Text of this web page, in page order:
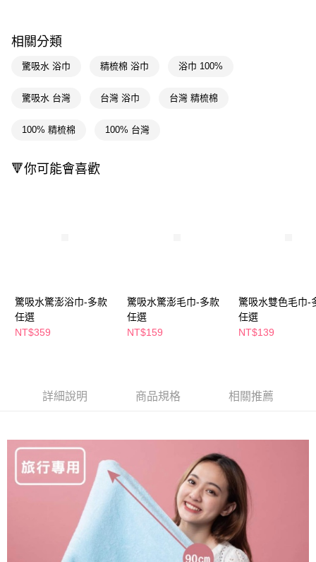
悠遊付
Google Pay
AFTEE先享後付
【關於「AFTEE先享後付」】
１．簡單：不需註冊會員、不需綁卡、不需儲值。
２．便利：只要手機號碼，簡訊認證，即可結帳。
購買商品的店家。未經商家同意取消之訂單仍視為有效，需透過AFTEE先享
後付繳納相關費用。
※ 交易是否成功請以「AFTEE先享後付 」之結帳頁面顯示為準，若有關於
１．透過由恩沛科技股份有限公司提供之「AFTEE先享後付」服務完成之交
https://aftee.tw/terms/#terms3
３．未成年的使用者請事先徵得法定代理人或監護人之同意方可使用
「AFTEE先享後付」，若未經同意申辦者引起之損失，本公司不負相關責
任。
４．使用「AFTEE先享後付」時，將依據個別帳號之用戶狀況，依本公司即
時審查核予不同之上限額度；若仍有額度不足之情形，本公司將視審查結果
請求用戶進行身份認證。
５．嚴禁一人註冊多個帳號或使用他人資訊註冊。若發現惡意使用之情形，
恩沛科技股份有限公司將有權停止該用戶之使用額度並採取法律行動。
運送方式
每筆NT$65，滿NT$490(含以上)免運費
付款後萊爾富取貨
每筆NT$65，滿NT$490(含以上)免運費
每筆NT$65，滿NT$490(含以上)免運費
宅配(本島)
每筆NT$100，滿NT$790(含以上)免運費
付款後寶雅門市自取(由倉庫統一出貨)
每筆NT$80，滿NT$290(含以上)免運費
相關分類
驚吸水 浴巾 精梳棉 浴巾 浴巾 100%
驚吸水 台灣 台灣 浴巾 台灣 精梳棉
100% 精梳棉 100% 台灣
🔻你可能會喜歡
驚吸水驚澎浴巾-多款
任選
NT$359
驚吸水驚澎毛巾-多款
任選
NT$159
驚吸水雙色毛巾-
任選
NT$139
詳細說明 商品規格 相關推薦